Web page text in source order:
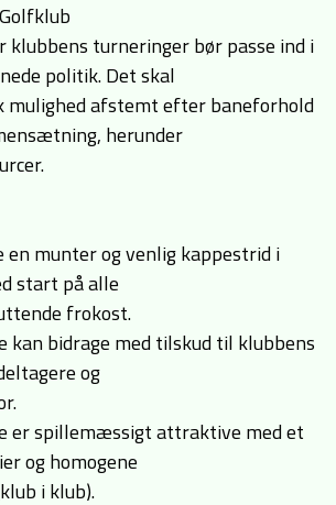
turneringer bør passe ind i
politik. Det skal
afstemt efter baneforhold
herunder
munter og venlig kappestrid i
start på alle
frokost.
kan bidrage med tilskud til klubbens
og
er spillemæssigt attraktive med et
og homogene
i klub).